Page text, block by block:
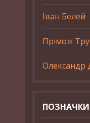
Іван Белей
Прімож
Олександр
ПОЗНАЧКИ